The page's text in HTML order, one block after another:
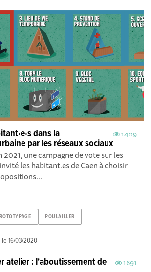
1409
dans la
par les réseaux sociaux
2021, une campagne de vote sur les
les habitant.es de Caen à choisir
POULAILLER
le16/03/2020
1691
atelier : l'aboutissement de